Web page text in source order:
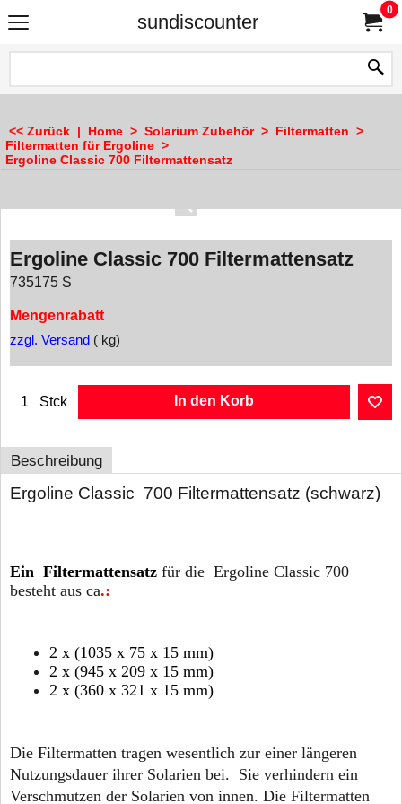
sundiscounter
0
<< Zurück | Home > Solarium Zubehör> Filtermatten >
Filtermatten für Ergoline >
Ergoline Classic 700 Filtermattensatz
Ergoline Classic 700 Filtermattensatz
735175 S
Mengenrabatt
zzgl. Versand kg
Stck In den Korb
Beschreibung
Ergoline Classic 700 Filtermattensatz (schwarz)
Ein Filtermattensatz für die Ergoline Classic 700
besteht aus ca.:
2 x (1035 x 75 x 15 mm)
2 x (945 x 209 x 15 mm)
2 x (360 x 321 x 15 mm)
Die Filtermatten tragen wesentlich zur einer längeren
Nutzungsdauer ihrer Solarien bei. Sie verhindern ein
Verschmutzen der Solarien von innen. Die Filtermatten